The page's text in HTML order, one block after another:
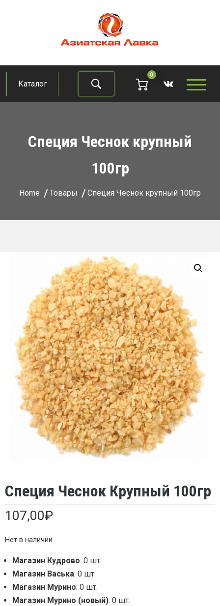
Азиатская лавка
Продукты из восточно-азиатских стран
Каталог
0
Специя Чеснок крупный
100гр
Home Товары Специя Чеснок крупный 100гр
Специя Чеснок Крупный 100гр
107,00₽
Нет в наличии
Магазин Кудрово: 0 шт.
Магазин Васька: 0 шт.
Магазин Мурино: 0 шт.
Магазин Мурино (новый): 0 шт.